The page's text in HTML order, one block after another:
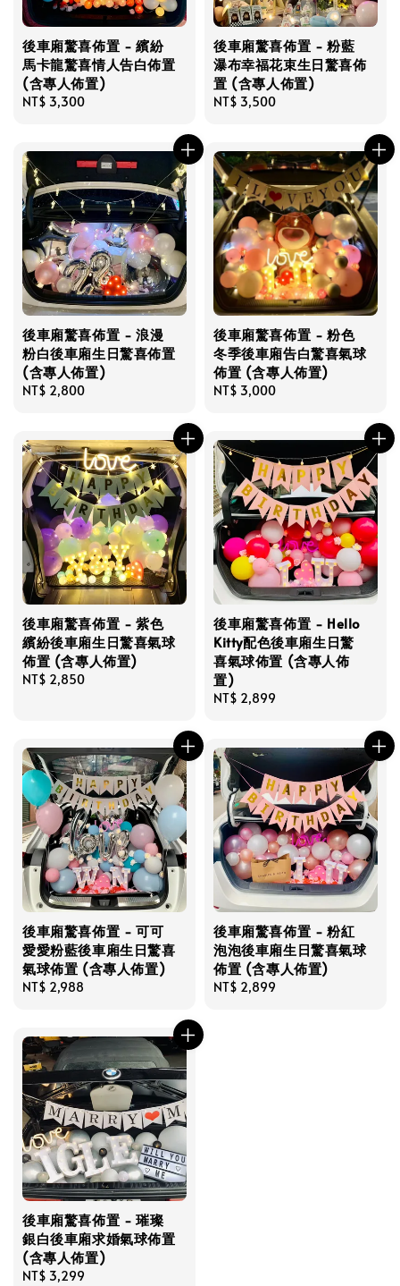
後車廂驚喜佈置 - 繽紛
馬卡龍驚喜情人告白佈置
(含專人佈置)
Regular
NT$ 3,300
後車廂驚喜佈置 - 粉藍
瀑布幸福花束生日驚喜佈
置 (含專人佈置)
Regular
NT$ 3,500
後車廂驚喜佈置 - 浪漫
粉白後車廂生日驚喜佈置
(含專人佈置)
Regular
NT$ 2,800
後車廂驚喜佈置 - 粉色
冬季後車廂告白驚喜氣球
佈置 (含專人佈置)
Regular
NT$ 3,000
後車廂驚喜佈置 - 紫色
繽紛後車廂生日驚喜氣球
佈置 (含專人佈置)
Regular
NT$ 2,850
後車廂驚喜佈置 - Hello
Kitty配色後車廂生日驚
喜氣球佈置 (含專人佈
置)
Regular
NT$ 2,899
後車廂驚喜佈置 - 可可
愛愛粉藍後車廂生日驚喜
氣球佈置 (含專人佈置)
Regular
NT$ 2,988
後車廂驚喜佈置 - 粉紅
泡泡後車廂生日驚喜氣球
佈置 (含專人佈置)
Regular
NT$ 2,899
後車廂驚喜佈置 - 璀璨
銀白後車廂求婚氣球佈置
(含專人佈置)
Regular
NT$ 3,299